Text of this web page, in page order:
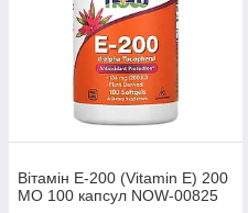
Вітамін Е-200 (Vitamin E) 200
МО 100 капсул NOW-00825